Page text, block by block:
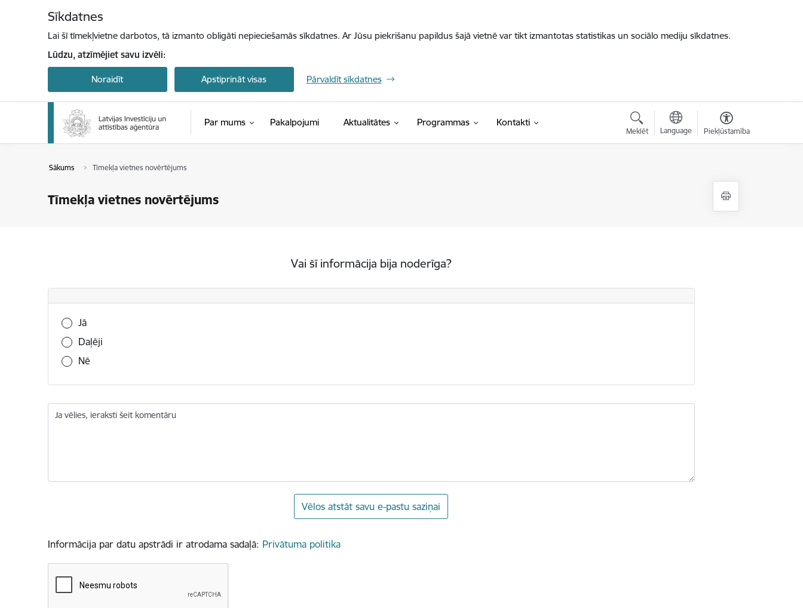
Sīkdatnes
Lai šī tīmekļvietne darbotos, tā izmanto obligāti nepieciešamās sīkdatnes. Ar Jūsu piekrišanu papildus šajā vietnē var tikt izmantotas statistikas un sociālo mediju sīkdatnes.
Lūdzu, atzīmējiet savu izvēli:
Noraidīt Apstiprināt visas Pārvaldīt sīkdatnes
Par mums Pakalpojumi Aktualitātes Programmas Kontakti
Meklēt Language Piekļūstamība
Sākums Tīmekļa vietnes novērtējums
Tīmekļa vietnes novērtējums
Vai šī informācija bija noderīga?
Vai šī informācija bija noderīga?
Jā
Daļēji
Nē
Ja vēlies, ieraksti šeit komentāru
Vēlos atstāt savu e-pastu saziņai
Informācija par datu apstrādi ir atrodama sadaļā: Privātuma politika